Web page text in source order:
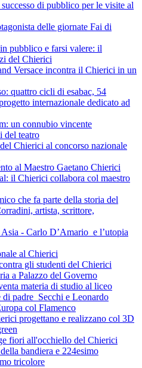
di pubblico per le visite al
delle giornate Fai di
pubblico e farsi valere: il
del Chierici
Versace incontra il Chierici in un
quattro cicli di esabac, 54
internazionale dedicato ad
un connubio vincente
del teatro
Chierici al concorso nazionale
al Maestro Gaetano Chierici
il Chierici collabora col maestro
che fa parte della storia del
artista, scrittore,
- Carlo D’Amario e l’utopia
al Chierici
gli studenti del Chierici
a Palazzo del Governo
materia di studio al liceo
padre Secchi e Leonardo
col Flamenco
progettano e realizzano col 3D
fiori all'occhiello del Chierici
bandiera e 224esimo
tricolore